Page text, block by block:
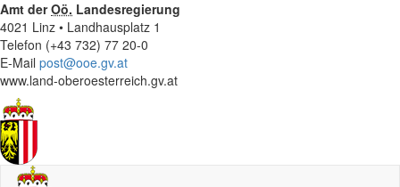
Amt derOö. Landesregierung
4021 Linz • Landhausplatz 1
Telefon (+43 732) 77 20-0
E-Mail post@ooe.gv.at
www.land-oberoesterreich.gv.at